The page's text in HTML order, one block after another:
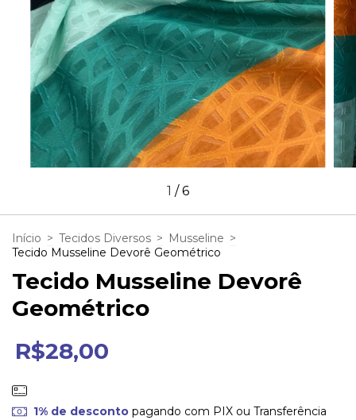
1 /6
Início > Tecidos Diversos > Musseline >
Tecido Musseline Devorê Geométrico
Tecido Musseline Devorê
Geométrico
R$28,00
1% de descontopagando com PIX ou Transferência